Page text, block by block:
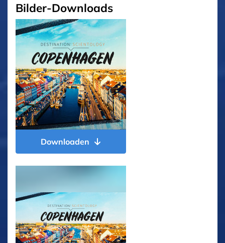
Bilder-Downloads
Downloaden